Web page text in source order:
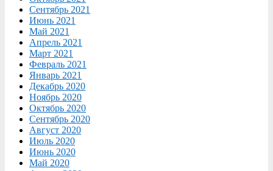
Сентябрь 2021
Июнь 2021
Май 2021
Апрель 2021
Март 2021
Февраль 2021
Январь 2021
Декабрь 2020
Ноябрь 2020
Октябрь 2020
Сентябрь 2020
Август 2020
Июль 2020
Июнь 2020
Май 2020